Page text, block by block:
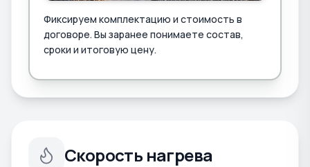
Фиксируем комплектацию и стоимость в
договоре. Вы заранее понимаете состав,
сроки и итоговую цену.
Скорость нагрева